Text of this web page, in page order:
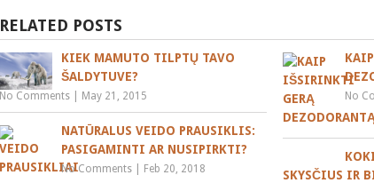
RELATED POSTS
KIEK MAMUTO TILPTŲ TAVO
ŠALDYTUVE?
No Comments May 21, 2015 No
NATŪRALUS VEIDO PRAUSIKLIS:
PASIGAMINTI AR NUSIPIRKTI?
No Comments Feb 20, 2018
SKYSČIUS IR